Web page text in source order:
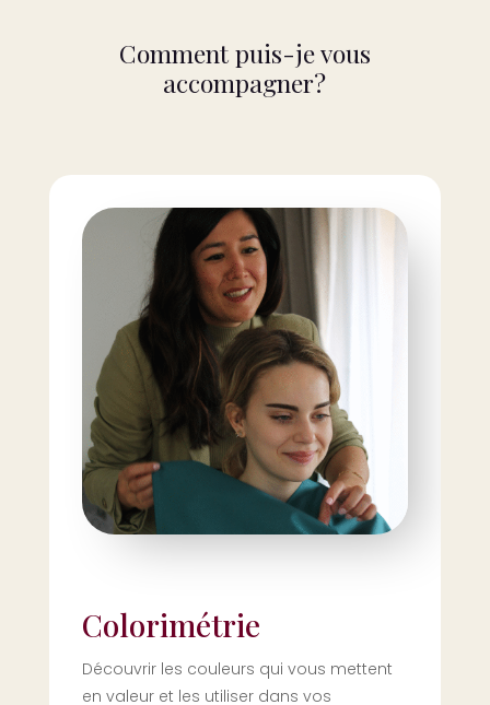
Comment puis-je vous
accompagner?
Colorimétrie
Découvrir les couleurs qui vous mettent
en valeur et les utiliser dans vos